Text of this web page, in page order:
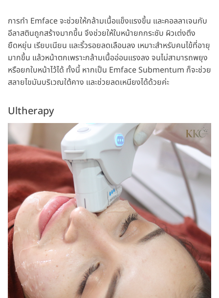
การทำ Emface จะช่วยให้กล้ามเนื้อแข็งแรงขึ้น และคอลลาเจนกับ
อีลาสตินถูกสร้างมากขึ้น จึงช่วยให้ใบหน้ายกกระชับ ผิวเต่งตึง
ยืดหยุ่น เรียบเนียน และริ้วรอยลดเลือนลง เหมาะสำหรับคนไข้ที่อายุ
มากขึ้น แล้วหน้าตกเพราะกล้ามเนื้ออ่อนแรงลง จนไม่สามารถพยุง
หรือยกใบหน้าไว้ได้ ทั้งนี้ หากเป็น Emface Submentum ก็จะช่วย
สลายไขมันบริเวณใต้คาง และช่วยลดเหนียงได้ด้วยค่ะ
Ultherapy